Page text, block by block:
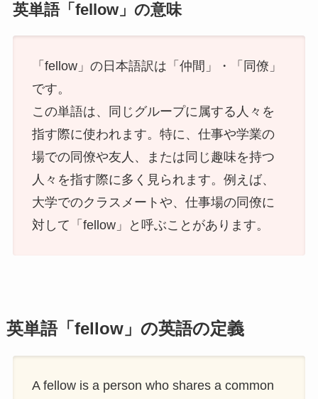
英単語「fellow」の意味
「fellow」の日本語訳は「仲間」・「同僚」
です。
この単語は、同じグループに属する人々を
指す際に使われます。特に、仕事や学業の
場での同僚や友人、または同じ趣味を持つ
人々を指す際に多く見られます。例えば、
大学でのクラスメートや、仕事場の同僚に
対して「fellow」と呼ぶことがあります。
英単語「fellow」の英語の定義
A fellow is a person who shares a common